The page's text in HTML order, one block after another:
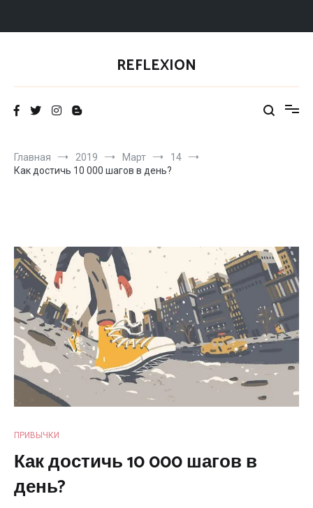
REFLEXION
Главная 2019 Март
14
Как достичь 10 000 шагов в день?
ПРИВЫЧКИ
Как достичь 10 000 шагов в
день?